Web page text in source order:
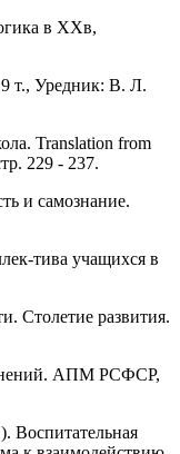
в ХХв,
т., Уредник: В. Л.
Translation from
229 - 237.
и самознание.
тива учащихся в
Столетие раз­вития.
АПМ РСФСР,
Воспитательная